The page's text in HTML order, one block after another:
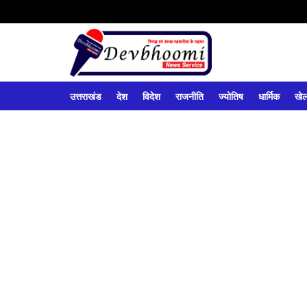
उत्तराखंड देश विदेश राजनीति ज्योतिष धार्मिक